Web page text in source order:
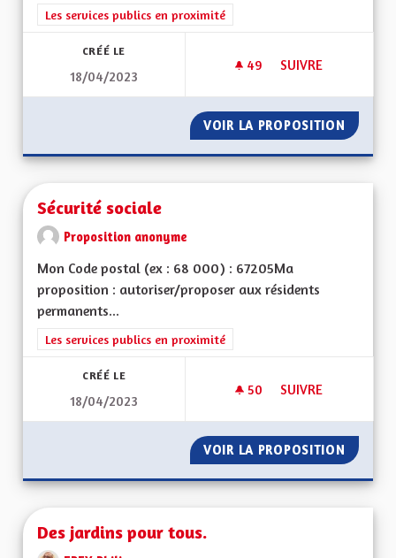
Filtrer les résultats de la catégorie : Les services publics en
Les services publics en proximité
CRÉÉ LE
18/04/2023
49 49 ABONNÉS
SUIVRE
VOIR LA PROPOSITION
Sécurité sociale
Proposition anonyme
Mon Code postal (ex : 68 000) : 67205Ma
proposition : autoriser/proposer aux résidents
permanents...
Filtrer les résultats de la catégorie : Les services publics en
Les services publics en proximité
CRÉÉ LE
18/04/2023
50 50 ABONNÉS
SUIVRE
VOIR LA PROPOSITION
Des jardins pour tous.